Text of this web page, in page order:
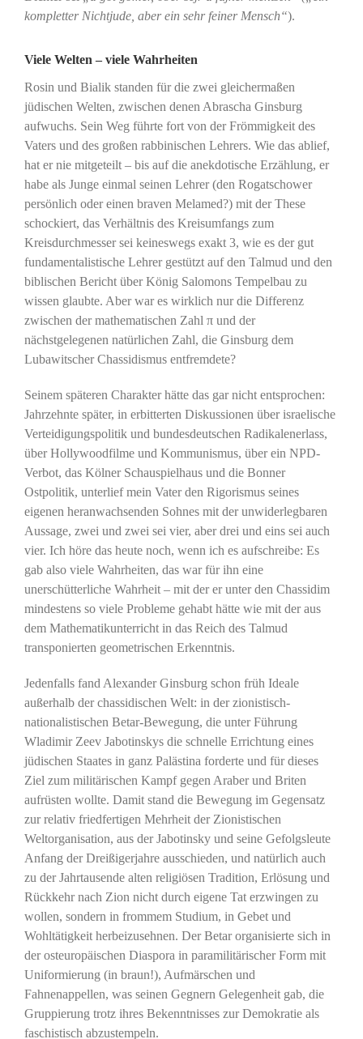
kompletter Nichtjude, aber ein sehr feiner Mensch“).
Viele Welten – viele Wahrheiten
Rosin und Bialik standen für die zwei gleichermaßen
jüdischen Welten, zwischen denen Abrascha Ginsburg
aufwuchs. Sein Weg führte fort von der Frömmigkeit des
Vaters und des großen rabbinischen Lehrers. Wie das ablief,
hat er nie mitgeteilt – bis auf die anekdotische Erzählung, er
habe als Junge einmal seinen Lehrer (den Rogatschower
persönlich oder einen braven Melamed?) mit der These
schockiert, das Verhältnis des Kreisumfangs zum
Kreisdurchmesser sei keineswegs exakt 3, wie es der gut
fundamentalistische Lehrer gestützt auf den Talmud und den
biblischen Bericht über König Salomons Tempelbau zu
wissen glaubte. Aber war es wirklich nur die Differenz
zwischen der mathematischen Zahl π und der
nächstgelegenen natürlichen Zahl, die Ginsburg dem
Lubawitscher Chassidismus entfremdete?
Seinem späteren Charakter hätte das gar nicht entsprochen:
Jahrzehnte später, in erbitterten Diskussionen über israelische
Verteidigungspolitik und bundesdeutschen Radikalenerlass,
über Hollywoodfilme und Kommunismus, über ein NPD-
Verbot, das Kölner Schauspielhaus und die Bonner
Ostpolitik, unterlief mein Vater den Rigorismus seines
eigenen heranwachsenden Sohnes mit der unwiderlegbaren
Aussage, zwei und zwei sei vier, aber drei und eins sei auch
vier. Ich höre das heute noch, wenn ich es aufschreibe: Es
gab also viele Wahrheiten, das war für ihn eine
unerschütterliche Wahrheit – mit der er unter den Chassidim
mindestens so viele Probleme gehabt hätte wie mit der aus
dem Mathematikunterricht in das Reich des Talmud
transponierten geometrischen Erkenntnis.
Jedenfalls fand Alexander Ginsburg schon früh Ideale
außerhalb der chassidischen Welt: in der zionistisch-
nationalistischen Betar-Bewegung, die unter Führung
Wladimir Zeev Jabotinskys die schnelle Errichtung eines
jüdischen Staates in ganz Palästina forderte und für dieses
Ziel zum militärischen Kampf gegen Araber und Briten
aufrüsten wollte. Damit stand die Bewegung im Gegensatz
zur relativ friedfertigen Mehrheit der Zionistischen
Weltorganisation, aus der Jabotinsky und seine Gefolgsleute
Anfang der Dreißigerjahre ausschieden, und natürlich auch
zu der Jahrtausende alten religiösen Tradition, Erlösung und
Rückkehr nach Zion nicht durch eigene Tat erzwingen zu
wollen, sondern in frommem Studium, in Gebet und
Wohltätigkeit herbeizusehnen. Der Betar organisierte sich in
der osteuropäischen Diaspora in paramilitärischer Form mit
Uniformierung (in braun!), Aufmärschen und
Fahnenappellen, was seinen Gegnern Gelegenheit gab, die
Gruppierung trotz ihres Bekenntnisses zur Demokratie als
faschistisch abzustempeln.